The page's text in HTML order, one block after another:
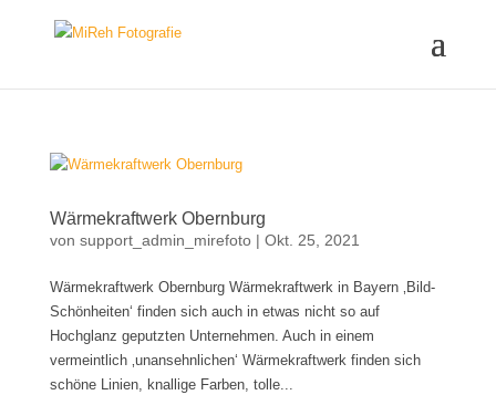
Wärmekraftwerk Obernburg
von support_admin_mirefoto| Okt. 25, 2021
Wärmekraftwerk Obernburg Wärmekraftwerk in Bayern ‚Bild-
Schönheiten‘ finden sich auch in etwas nicht so auf
Hochglanz geputzten Unternehmen. Auch in einem
vermeintlich ‚unansehnlichen‘ Wärmekraftwerk finden sich
schöne Linien, knallige Farben, tolle...